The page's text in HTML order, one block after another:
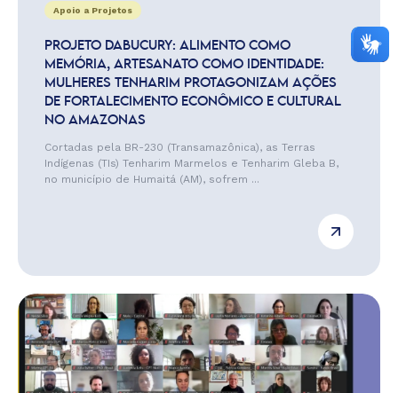
Apoio a Projetos
PROJETO DABUCURY: ALIMENTO COMO
MEMÓRIA, ARTESANATO COMO IDENTIDADE:
MULHERES TENHARIM PROTAGONIZAM AÇÕES
DE FORTALECIMENTO ECONÔMICO E CULTURAL
NO AMAZONAS
Cortadas pela BR-230 (Transamazônica), as Terras
Indígenas (TIs) Tenharim Marmelos e Tenharim Gleba B,
no município de Humaitá (AM), sofrem ...